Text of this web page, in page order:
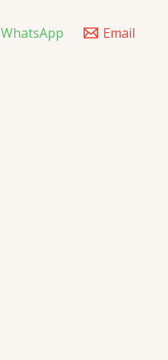
WhatsApp Email